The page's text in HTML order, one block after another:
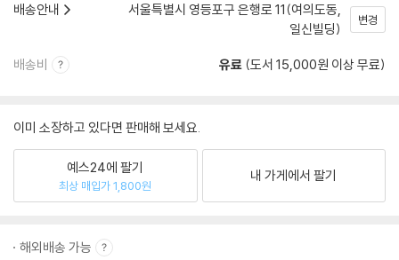
배송안내
서울특별시 영등포구 은행로 11(여의도동,
일신빌딩)
변경
배송비 유료 (도서 15,000원 이상 무료)
이미 소장하고 있다면 판매해 보세요.
예스24에 팔기
최상 매입가 1,800원
내 가게에서 팔기
해외배송 가능